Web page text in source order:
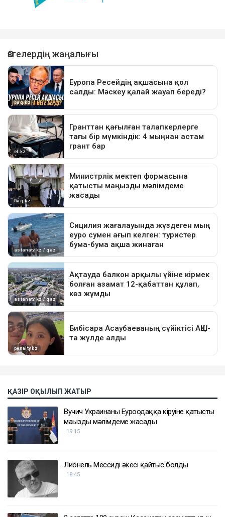
ҚАЗІР ОҚЫЛЫП ЖАТЫР
Вучич Украинаның Еуроодаққа кіруіне қатысты
маңызды мәлімдеме жасады
19:15
Лионель Мессидің әкесі қайтыс болды
18:45